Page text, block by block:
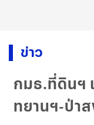
ข่าว
กมธ.ที่ดินฯ
ทยานฯ-ป่า